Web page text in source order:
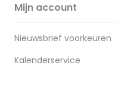
Mijn account
Nieuwsbrief voorkeuren
Kalenderservice